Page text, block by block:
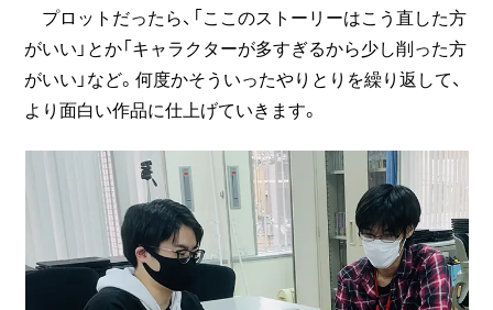
プロットだったら、「ここのストーリーはこう直した方
がいい」とか「キャラクターが多すぎるから少し削った方
がいい」など。何度かそういったやりとりを繰り返して、
より面白い作品に仕上げていきます。